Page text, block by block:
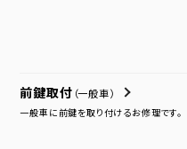
前鍵取付 （一般車）
一般車に前鍵を取り付けるお修理です。